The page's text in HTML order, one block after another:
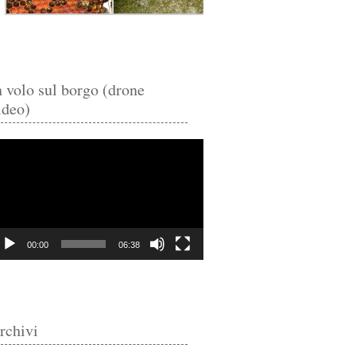
volo sul borgo (drone
00:00 06:38